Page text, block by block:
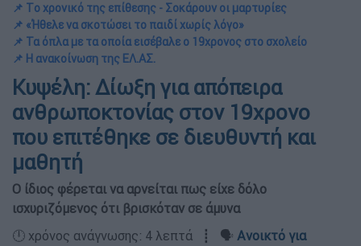
📌 Τo χρονικό της επίθεσης - Σοκάρουν οι μαρτυρίες
📌 «Ήθελε να σκοτώσει το παιδί χωρίς λόγο»
📌 Τα όπλα με τα οποία εισέβαλε ο 19χρονος στο σχολείο
📌 Η ανακοίνωση της ΕΛ.ΑΣ.
Κυψέλη: Δίωξη για απόπειρα
ανθρωποκτονίας στον 19χρονο
που επιτέθηκε σε διευθυντή και
μαθητή
Ο ίδιος φέρεται να αρνείται πως είχε δόλο
ισχυριζόμενος ότι βρισκόταν σε άμυνα
🕛 χρόνος ανάγνωσης: 4 λεπτά ┋ 🗣️ Ανοικτό για